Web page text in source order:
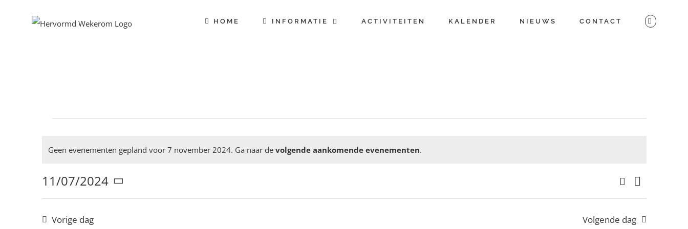
HOME INFORMATIE ACTIVITEITEN KALENDER NIEUWS CONTACT
Evenementen
in
Geen evenementen gepland voor 7 november 2024. Ga naar de volgende aankomende evenementen.
Zoeken
Zoeken
Dag
11/07/2024
Selecteer
datum.
Vorige dag Volgende dag